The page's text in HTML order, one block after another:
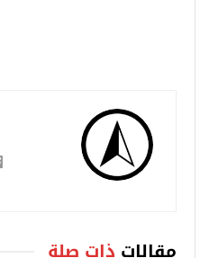
مقالات ذات صلة